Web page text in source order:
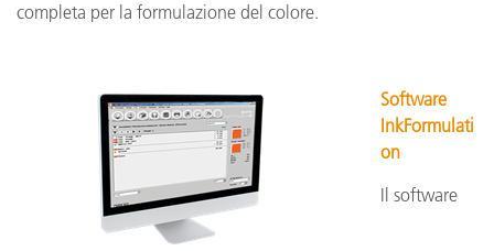
completa per la formulazione del colore.
Software
InkFormulati
on
Il software